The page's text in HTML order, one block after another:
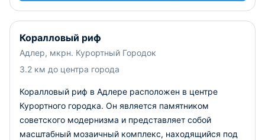
Коралловый риф
Адлер, мкрн. Курортный Городок
3.2 км до центра города
Коралловый риф в Адлере расположен в центре
Курортного городка. Он является памятником
советского модернизма и представляет собой
масштабный мозаичный комплекс, находящийся под